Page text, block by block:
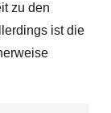
zu den
ist die